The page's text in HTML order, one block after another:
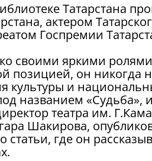
Татарстана
актером
Госпремии
своими яркими
позицией, он никогда
культуры и
названием «Судьба»,
театра им.
Шакирова,
где он